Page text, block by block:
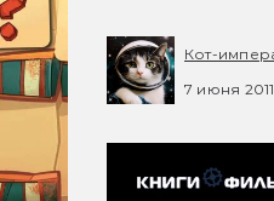
Кот-
7 июня 2011